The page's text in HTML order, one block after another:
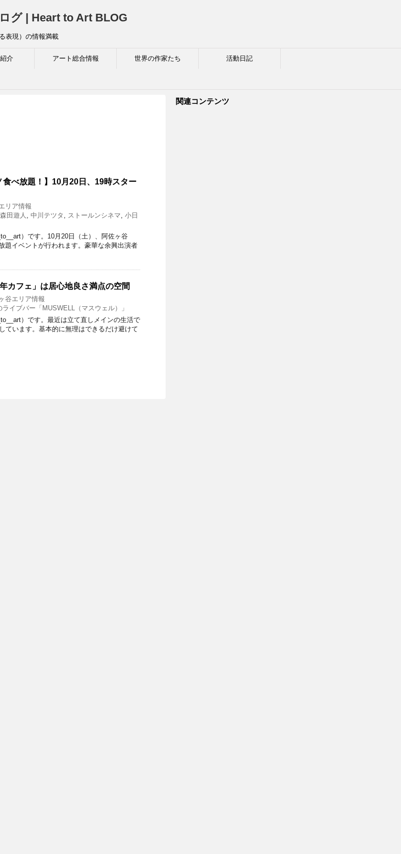
グ | Heart to Art BLOG
表現）の情報満載
介 アート総合情報 世界の作家たち 活動日記
べ放題！】10月20日、19時スター
リア情報
森田遊人 , 中川テツタ , ストールンシネマ, 小日
）です。10月20日（土）、阿佐ヶ谷
題イベントが行われます。豪華な余興出演者
カフェ」は居心地良さ満点の空間
谷エリア情報
ライブバー「MUSWELL（マスウェル）」
）です。最近は立て直しメインの生活で
ています。基本的に無理はできるだけ避けて
関連コンテンツ